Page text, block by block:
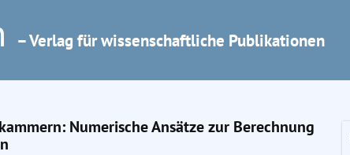
– Verlag für wissenschaftliche Publikationen
Numerische Ansätze zur Berechnung